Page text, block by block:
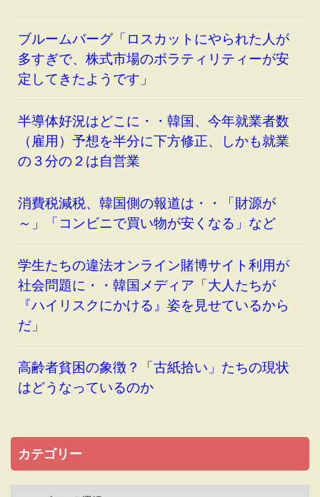
ブルームバーグ「ロスカットにやられた人が
多すぎで、株式市場のボラティリティーが安
定してきたようです」
半導体好況はどこに・・韓国、今年就業者数
（雇用）予想を半分に下方修正、しかも就業
の３分の２は自営業
消費税減税、韓国側の報道は・・「財源が
～」「コンビニで買い物が安くなる」など
学生たちの違法オンライン賭博サイト利用が
社会問題に・・韓国メディア「大人たちが
『ハイリスクにかける』姿を見せているから
だ」
高齢者貧困の象徴？「古紙拾い」たちの現状
はどうなっているのか
カテゴリー